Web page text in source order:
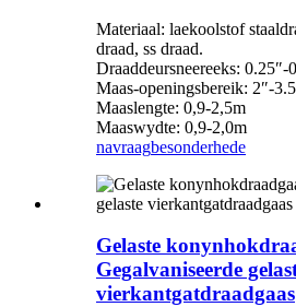
Materiaal: laekoolstof
draad, ss draad.
Draaddeursneereeks: 0.25″-
Maas-openingsbereik: 2″-
Maaslengte: 0,9-2,5m
Maaswydte: 0,9-2,0m
navraagbesonderhede
Gelaste
Gegalvaniseerde
vierkantgatdraadgaas